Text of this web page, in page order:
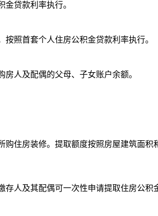
贷款利率执行。
照首套个人住房公积金贷款利率执行。
人及配偶的父母、子女账户余额。
住房装修。提取额度按照房屋建筑面积
人及其配偶可一次性申请提取住房公积